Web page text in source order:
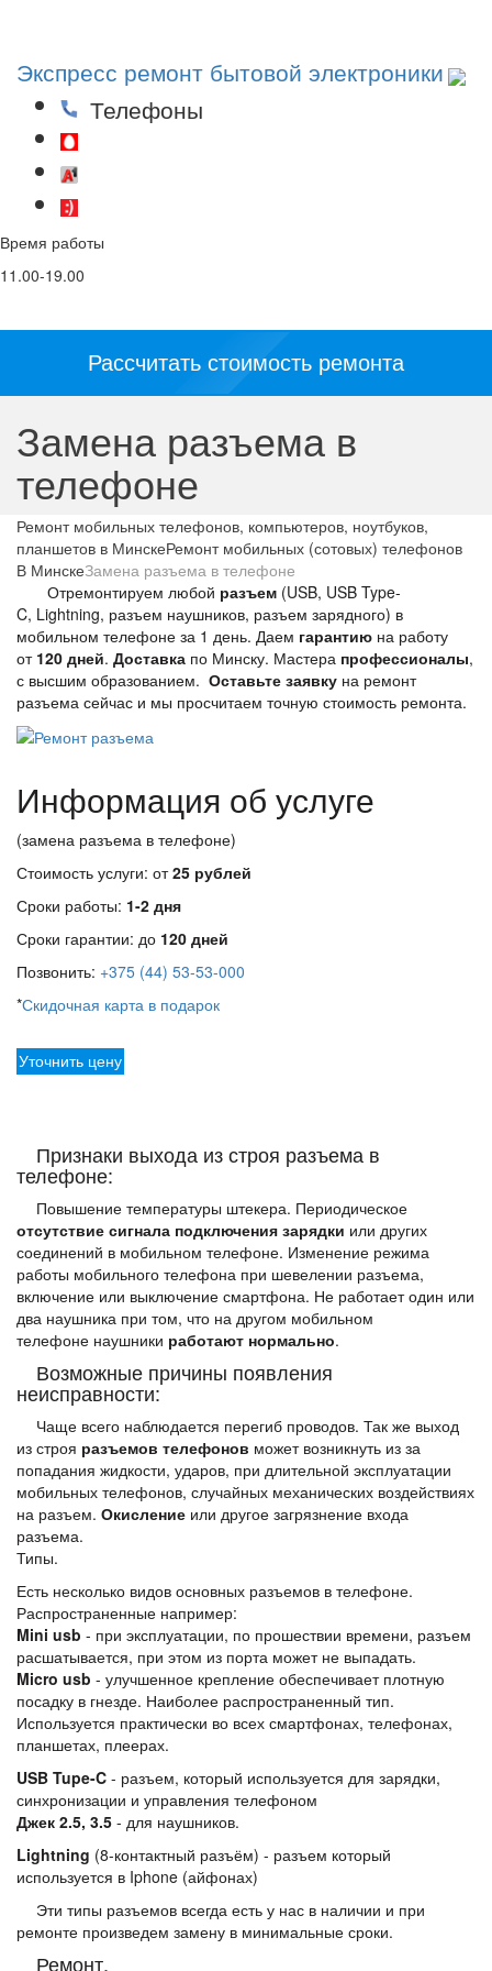
Экспресс ремонт бытовой электроники
Телефоны
Время работы
11.00-19.00
Рассчитать стоимость ремонта
Замена разъема в
телефоне
Ремонт мобильных телефонов, компьютеров, ноутбуков,
планшетов в МинскеРемонт мобильных (сотовых) телефонов
В МинскеЗамена разъема в телефоне
Отремонтируем любой разъем (USB, USB Type-
C, Lightning, разъем наушников, разъем зарядного) в
мобильном телефоне за 1 день. Даем гарантию на работу
от 120 дней. Доставка по Минску. Мастера профессионалы,
с высшим образованием. Оставьте заявку на ремонт
разъема сейчас и мы просчитаем точную стоимость ремонта.
Информация об услуге
(замена разъема в телефоне)
Стоимость услуги: от25 рублей
Сроки работы: 1-2 дня
Сроки гарантии: до 120 дней
Позвонить: +375 (44) 53-53-000
*Скидочная карта в подарок
Уточнить цену
Признаки выхода из строя разъема в
телефоне:
Повышение температуры штекера. Периодическое
отсутствие сигнала подключения зарядки или других
соединений в мобильном телефоне. Изменение режима
работы мобильного телефона при шевелении разъема,
включение или выключение смартфона. Не работает один или
два наушника при том, что на другом мобильном
телефоне наушники работают нормально.
Возможные причины появления
неисправности:
Чаще всего наблюдается перегиб проводов. Так же выход
из строя разъемов телефонов может возникнуть из за
попадания жидкости, ударов, при длительной эксплуатации
мобильных телефонов, случайных механических воздействиях
на разъем. Окисление или другое загрязнение входа
разъема.
Типы.
Есть несколько видов основных разъемов в телефоне.
Распространенные например:
Mini usb - при эксплуатации, по прошествии времени, разъем
расшатывается, при этом из порта может не выпадать.
Micro usb - улучшенное крепление обеспечивает плотную
посадку в гнезде. Наиболее распространенный тип.
Используется практически во всех смартфонах, телефонах,
планшетах, плеерах.
USB Tupe-C - разъем, который используется для зарядки,
синхронизации и управления телефоном
Джек 2.5, 3.5 - для наушников.
Lightning (8-контактный разъём) - разъем который
используется в Iphone (айфонах)
Эти типы разъемов всегда есть у нас в наличии и при
ремонте произведем замену в минимальные сроки.
Ремонт.